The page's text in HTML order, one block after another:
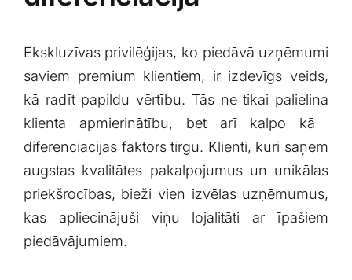
Ekskluzīvas⁣ privilēģijas, ko ‌piedāvā‍ uzņēmumi
saviem ‌premium klientiem, ir izdevīgs veids,
kā radīt papildu vērtību. Tās ne ⁣tikai palielina
klienta apmierinātību, bet arī kalpo​ kā ​
diferenciācijas faktors tirgū. Klienti, kuri saņem⁣
augstas kvalitātes pakalpojumus ​un⁢ unikālas
priekšrocības, bieži ‍vien izvēlas uzņēmumus,
kas apliecinājuši​ viņu lojalitāti⁤ ar īpašiem
piedāvājumiem.